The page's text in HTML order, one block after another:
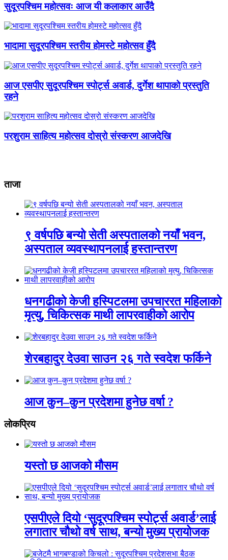
सुदूरपश्चिम महोत्सवः आज यी कलाकार आउँदै
भादामा सुदूरपश्चिम स्तरीय होमस्टे महोत्सव हुँदै
आज एसपीए सुदूरपश्चिम स्पोर्ट्स अवार्ड, दुर्गेश थापाको प्रस्तुति
रहने
परशुराम साहित्य महोत्सव दोस्रो संस्करण आजदेखि
ताजा
९ वर्षपछि बन्यो सेती अस्पतालको नयाँ भवन,
अस्पताल व्यवस्थापनलाई हस्तान्तरण
धनगढीको केजी हस्पिटलमा उपचाररत महिलाको
मृत्यु, चिकित्सक माथी लापरवाहीको आरोप
शेरबहादुर देउवा साउन २६ गते स्वदेश फर्किने
आज कुन–कुन प्रदेशमा हुनेछ वर्षा ?
लाेकप्रिय
यस्तो छ आजको मौसम
एसपीएले दियो ‘सुदूरपश्चिम स्पोर्ट्स अवार्ड’लाई
लगातार चौथो वर्ष साथ, बन्यो मुख्य प्रायोजक